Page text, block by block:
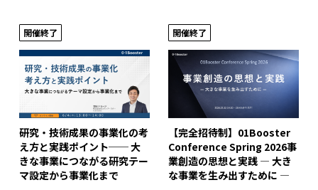
開催終了
研究・技術成果の事業化の考
え方と実践ポイント── 大
きな事業につながる研究テー
マ設定から事業化まで
開催終了
【完全招待制】01Booster
Conference Spring 2026事
業創造の思想と実践 ― 大き
な事業を生み出すために ―